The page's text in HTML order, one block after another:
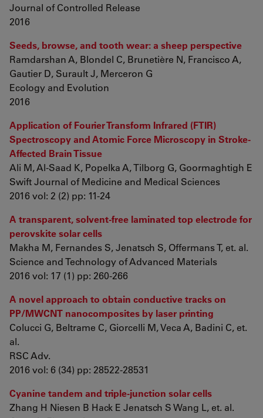
Journal of Controlled Release
2016
Seeds, browse, and tooth wear: a sheep perspective
Ramdarshan A, Blondel C, Brunetière N, Francisco A,
Gautier D, Surault J, Merceron G
Ecology and Evolution
2016
Application of Fourier Transform Infrared (FTIR)
Spectroscopy and Atomic Force Microscopy in Stroke-
Affected Brain Tissue
Ali M, Al-Saad K, Popelka A, Tilborg G, Goormaghtigh E
Swift Journal of Medicine and Medical Sciences
2016 vol: 2 (2) pp: 11-24
A transparent, solvent-free laminated top electrode for
perovskite solar cells
Makha M, Fernandes S, Jenatsch S, Offermans T, et. al.
Science and Technology of Advanced Materials
2016 vol: 17 (1) pp: 260-266
A novel approach to obtain conductive tracks on
PP/MWCNT nanocomposites by laser printing
Colucci G, Beltrame C, Giorcelli M, Veca A, Badini C, et.
al.
RSC Adv.
2016 vol: 6 (34) pp: 28522-28531
Cyanine tandem and triple-junction solar cells
Zhang H Niesen B Hack E Jenatsch S Wang L, et. al.